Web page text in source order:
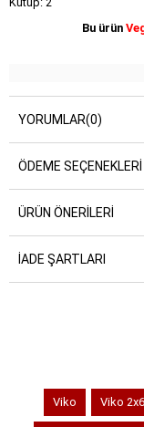
Bu ürün
YORUMLAR(0)
ÖDEME SEÇENEKLERI
ÜRÜN ÖNERILERI
İADE ŞARTLARI
Viko Viko